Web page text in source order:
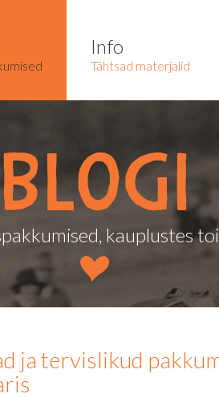
Info
Tähtsad materjalid
kauplustes
ja tervislikud